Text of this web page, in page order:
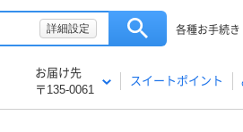
詳細設定 各種お手続き
お届け先
〒135-0061
スイートポイント